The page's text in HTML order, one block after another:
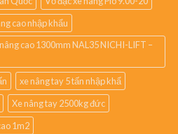
cao nhập khẩu
cao 1300mm NAL35 NICHI-LIFT –
xe nâng tay 5 tấn nhập khẩ
Xe nâng tay 2500kg đức
1m2